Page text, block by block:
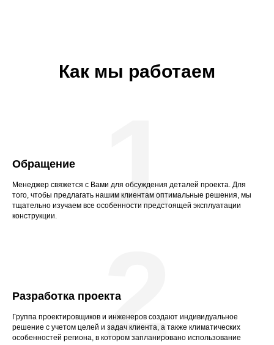
Как мы работаем
Обращение
Менеджер свяжется с Вами для обсуждения деталей проекта. Для
того, чтобы предлагать нашим клиентам оптимальные решения, мы
тщательно изучаем все особенности предстоящей эксплуатации
конструкции.
1
Разработка проекта
Группа проектировщиков и инженеров создают индивидуальное
решение с учетом целей и задач клиента, а также климатических
особенностей региона, в котором запланировано использование
2